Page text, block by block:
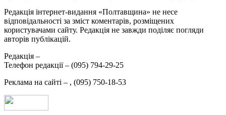
Редакція інтернет-видання «Полтавщина» не несе
відповідальності за зміст коментарів, розміщених
користувачами сайту. Редакція не завжди поділяє погляди
авторів публікацій.
Редакція –
Телефон редакції – (095) 794-29-25
Реклама на сайті – , (095) 750-18-53